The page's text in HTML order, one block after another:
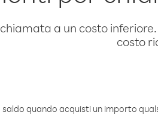
a un costo
costo
quando acquisti un importo